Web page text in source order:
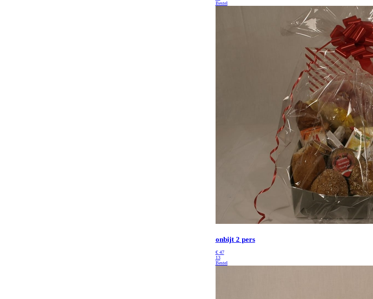
Bestel
onbijt 2 pers
€ 47
13
Bestel